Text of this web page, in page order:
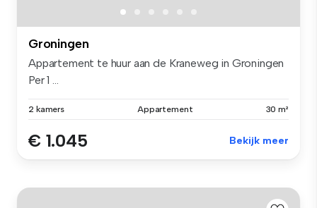
Groningen
Appartement te huur aan de Kraneweg in Groningen
Per 1 ...
2 kamers Appartement 30 m²
€ 1.045 Bekijk meer